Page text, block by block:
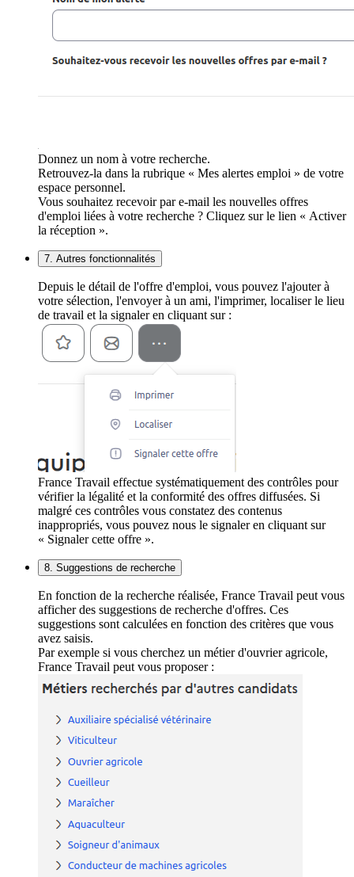
Donnez un nom à votre recherche.
Retrouvez-la dans la rubrique « Mes alertes emploi » de votre
espace personnel.
Vous souhaitez recevoir par e-mail les nouvelles offres
d'emploi liées à votre recherche ? Cliquez sur le lien « Activer
la réception ».
7. Autres fonctionnalités
Depuis le détail de l'offre d'emploi, vous pouvez l'ajouter à
votre sélection, l'envoyer à un ami, l'imprimer, localiser le lieu
de travail et la signaler en cliquant sur :
France Travail effectue systématiquement des contrôles pour
vérifier la légalité et la conformité des offres diffusées. Si
malgré ces contrôles vous constatez des contenus
inappropriés, vous pouvez nous le signaler en cliquant sur
« Signaler cette offre ».
8. Suggestions de recherche
En fonction de la recherche réalisée, France Travail peut vous
afficher des suggestions de recherche d'offres. Ces
suggestions sont calculées en fonction des critères que vous
avez saisis.
Par exemple si vous cherchez un métier d'ouvrier agricole,
France Travail peut vous proposer :